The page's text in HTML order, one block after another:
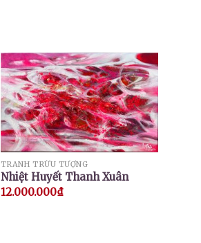
TRANH TRỪU TƯỢNG
Nhiệt Huyết Thanh Xuân
12.000.000₫